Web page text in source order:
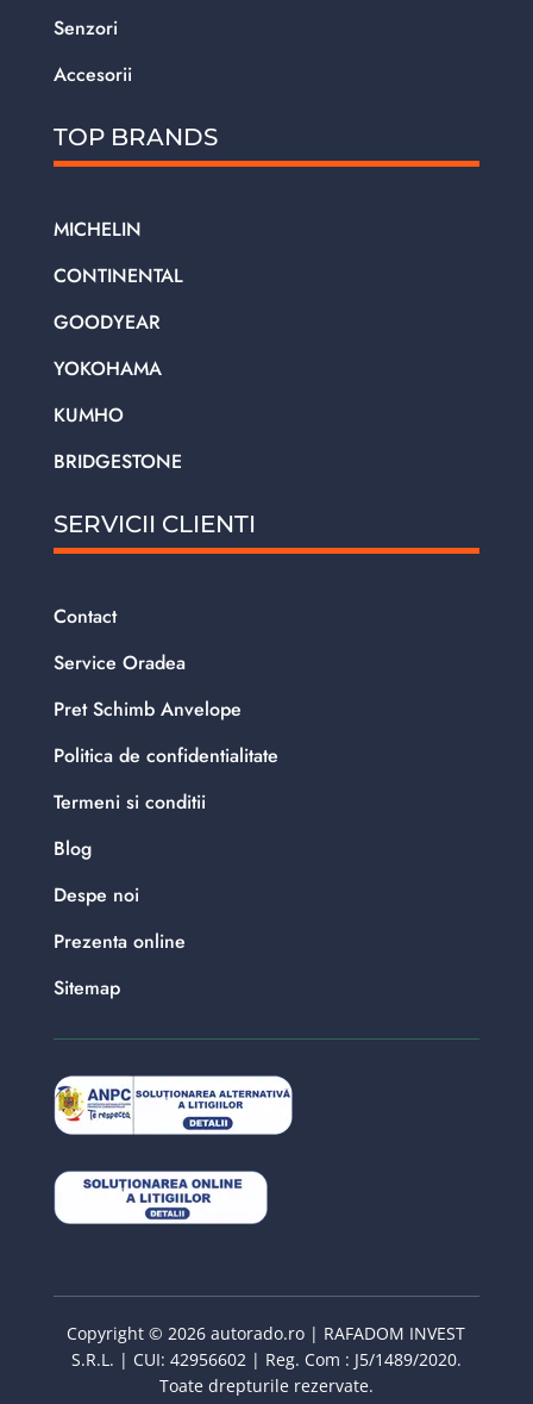
Senzori
Accesorii
TOP BRANDS
MICHELIN
CONTINENTAL
GOODYEAR
YOKOHAMA
KUMHO
BRIDGESTONE
SERVICII CLIENTI
Contact
Service Oradea
Pret Schimb Anvelope
Politica de confidentialitate
Termeni si conditii
Blog
Despe noi
Prezenta online
Sitemap
Copyright © 2026 autorado.ro | RAFADOM INVEST
S.R.L. | CUI: 42956602 | Reg. Com : J5/1489/2020.
Toate drepturile rezervate.